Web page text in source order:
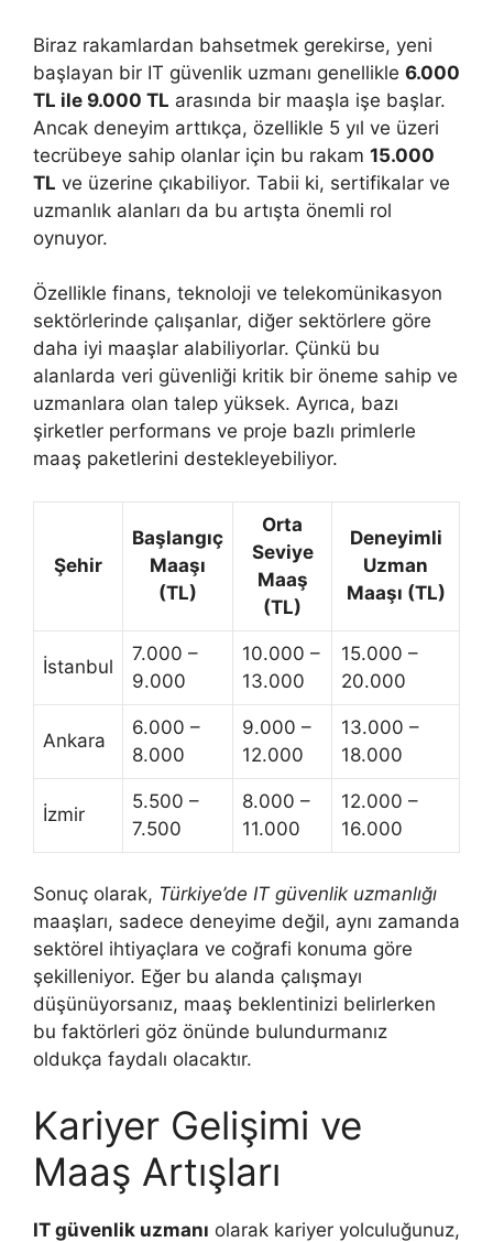
Biraz rakamlardan bahsetmek gerekirse, yeni
başlayan bir IT güvenlik uzmanı genellikle 6.000
TL ile 9.000 TL arasında bir maaşla işe başlar.
Ancak deneyim arttıkça, özellikle 5 yıl ve üzeri
tecrübeye sahip olanlar için bu rakam 15.000
TL ve üzerine çıkabiliyor. Tabii ki, sertifikalar ve
uzmanlık alanları da bu artışta önemli rol
oynuyor.
Özellikle finans, teknoloji ve telekomünikasyon
sektörlerinde çalışanlar, diğer sektörlere göre
daha iyi maaşlar alabiliyorlar. Çünkü bu
alanlarda veri güvenliği kritik bir öneme sahip ve
uzmanlara olan talep yüksek. Ayrıca, bazı
şirketler performans ve proje bazlı primlerle
maaş paketlerini destekleyebiliyor.
Şehir
Başlangıç
Maaşı
(TL)
Orta
Seviye
Maaş
(TL)
Deneyimli
Uzman
Maaşı (TL)
İstanbul
7.000 –
9.000
10.000 –
13.000
15.000 –
20.000
Ankara
6.000 –
8.000
9.000 –
12.000
13.000 –
18.000
İzmir
5.500 –
7.500
8.000 –
11.000
12.000 –
16.000
Sonuç olarak, Türkiye’de IT güvenlik uzmanlığı
maaşları, sadece deneyime değil, aynı zamanda
sektörel ihtiyaçlara ve coğrafi konuma göre
şekilleniyor. Eğer bu alanda çalışmayı
düşünüyorsanız, maaş beklentinizi belirlerken
bu faktörleri göz önünde bulundurmanız
oldukça faydalı olacaktır.
Kariyer Gelişimi ve
Maaş Artışları
IT güvenlik uzmanı olarak kariyer yolculuğunuz,